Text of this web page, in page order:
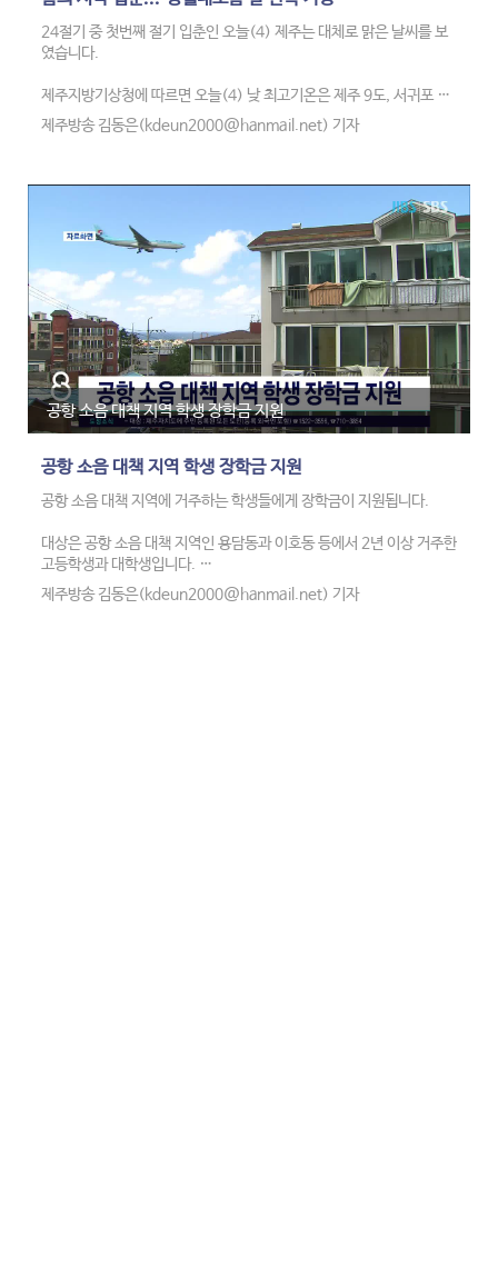
24절기 중 첫번째 절기 입춘인 오늘(4) 제주는 대체로 맑은 날씨를 보
였습니다.
제주지방기상청에 따르면 오늘(4) 낮 최고기온은 제주 9도, 서귀포 11
도 등으로 평년과 비슷하거나 조금 낮았습니다.
대체로 맑은 날씨를 보일 것으로 예상돼 보름달을 관측할 수 있을 전망
입니다.
제주지역 달이 뜨는 시간은 제주시 기준 오후 5시34분, 달이 가장 높게
뜨는 시간은 자정쯤입니다.
기상청은 저기압의 영향으로 모레(6) 오후부터 가끔 비가 오는 곳이 있
겠다고 예보했습니다.
제주방송 김동은(kdeun2000@hanmail.net) 기자
공항 소음 대책 지역 학생 장학금 지원
공항 소음 대책 지역 학생 장학금 지원
공항 소음 대책 지역에 거주하는 학생들에게 장학금이 지원됩니다.
대상은 공항 소음 대책 지역인 용담동과 이호동 등에서 2년 이상 거주한
고등학생과 대학생입니다.
고등학생은 160명에게 1인당 50만원, 대학생은 110명에게 1인당 2
제주방송 김동은(kdeun2000@hanmail.net) 기자